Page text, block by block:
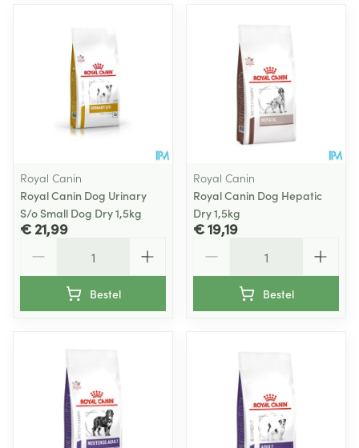
Royal Canin
Royal Canin Dog Urinary
S/o Small Dog Dry 1,5kg
€ 21,99
Bestel
Royal Canin
Royal Canin Dog Hepatic
Dry 1,5kg
€ 19,19
Bestel